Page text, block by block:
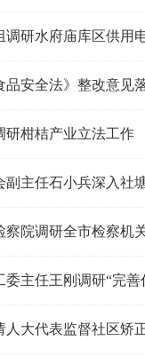
调研水府庙库区供用
品安全法》整改意见
研柑桔产业立法工作
副主任石小兵深入社
察院调研全市检察机
人大代表监督社区矫